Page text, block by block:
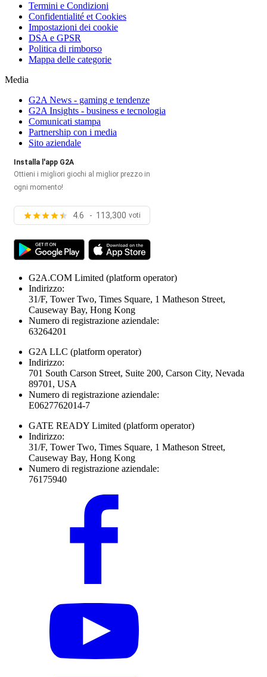
Termini e Condizioni
Confidentialité et Cookies
Impostazioni dei cookie
DSA e GPSR
Politica di rimborso
Mappa delle categorie
Media
G2A News - gaming e tendenze
G2A Insights - business e tecnologia
Comunicati stampa
Partnership con i media
Sito aziendale
Installa l'app G2A
Ottieni i migliori giochi al miglior prezzo in
ogni momento!
4.6 - 113,300 voti
G2A.COM Limited (platform operator)
Indirizzo:
31/F, Tower Two, Times Square, 1 Matheson Street,
Causeway Bay, Hong Kong
Numero di registrazione aziendale:
63264201
G2A LLC (platform operator)
Indirizzo:
701 South Carson Street, Suite 200, Carson City, Nevada
89701, USA
Numero di registrazione aziendale:
E0627762014-7
GATE READY Limited (platform operator)
Indirizzo:
31/F, Tower Two, Times Square, 1 Matheson Street,
Causeway Bay, Hong Kong
Numero di registrazione aziendale:
76175940